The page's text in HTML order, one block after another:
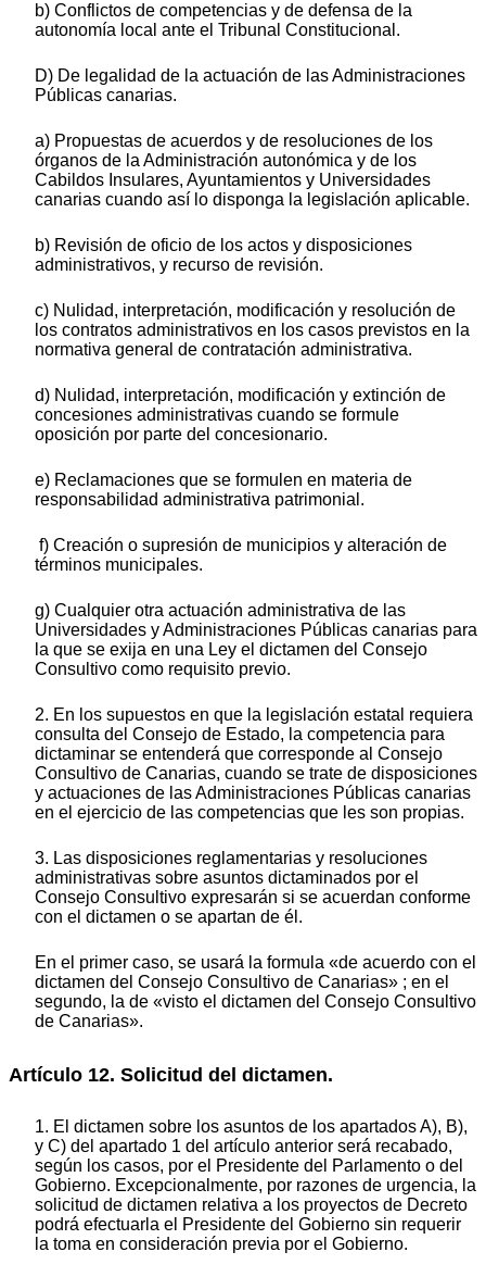
b) Conflictos de competencias y de defensa de la
autonomía local ante el Tribunal Constitucional.
D) De legalidad de la actuación de las Administraciones
Públicas canarias.
a) Propuestas de acuerdos y de resoluciones de los
órganos de la Administración autonómica y de los
Cabildos Insulares, Ayuntamientos y Universidades
canarias cuando así lo disponga la legislación aplicable.
b) Revisión de oficio de los actos y disposiciones
administrativos, y recurso de revisión.
c) Nulidad, interpretación, modificación y resolución de
los contratos administrativos en los casos previstos en la
normativa general de contratación administrativa.
d) Nulidad, interpretación, modificación y extinción de
concesiones administrativas cuando se formule
oposición por parte del concesionario.
e) Reclamaciones que se formulen en materia de
responsabilidad administrativa patrimonial.
f) Creación o supresión de municipios y alteración de
términos municipales.
g) Cualquier otra actuación administrativa de las
Universidades y Administraciones Públicas canarias para
la que se exija en una Ley el dictamen del Consejo
Consultivo como requisito previo.
2. En los supuestos en que la legislación estatal requiera
consulta del Consejo de Estado, la competencia para
dictaminar se entenderá que corresponde al Consejo
Consultivo de Canarias, cuando se trate de disposiciones
y actuaciones de las Administraciones Públicas canarias
en el ejercicio de las competencias que les son propias.
3. Las disposiciones reglamentarias y resoluciones
administrativas sobre asuntos dictaminados por el
Consejo Consultivo expresarán si se acuerdan conforme
con el dictamen o se apartan de él.
En el primer caso, se usará la formula «de acuerdo con el
dictamen del Consejo Consultivo de Canarias» ; en el
segundo, la de «visto el dictamen del Consejo Consultivo
de Canarias».
Artículo 12. Solicitud del dictamen.
1. El dictamen sobre los asuntos de los apartados A), B),
y C) del apartado 1 del artículo anterior será recabado,
según los casos, por el Presidente del Parlamento o del
Gobierno. Excepcionalmente, por razones de urgencia, la
solicitud de dictamen relativa a los proyectos de Decreto
podrá efectuarla el Presidente del Gobierno sin requerir
la toma en consideración previa por el Gobierno.